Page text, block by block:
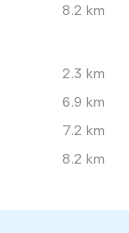
8.2 km
2.3 km
6.9 km
7.2 km
8.2 km